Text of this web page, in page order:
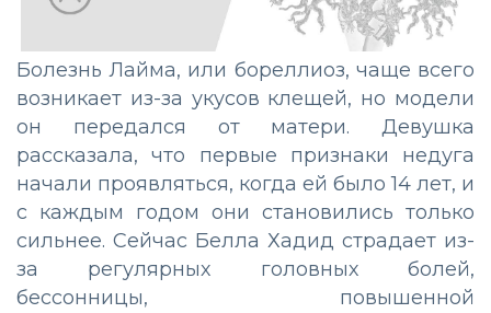
Болезнь Лайма, или бореллиоз, чаще всего
возникает из-за укусов клещей, но модели
он передался от матери. Девушка
рассказала, что первые признаки недуга
начали проявляться, когда ей было 14 лет, и
с каждым годом они становились только
сильнее. Сейчас Белла Хадид страдает из-
за регулярных головных болей,
бессонницы, повышенной